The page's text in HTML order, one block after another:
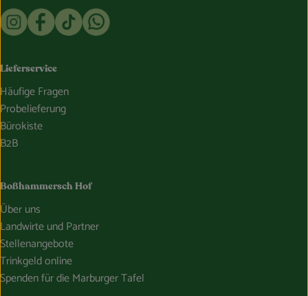
Externer Link zu https://www.instagram.com/
Externer Link zu https://www.facebook.com/
Externer Link zu https://www.tiktok.com/
Externer Link zu https://whatsapp.com/
Lieferservice
Häufige Fragen
Probelieferung
Bürokiste
B2B
Boßhammersch Hof
Über uns
Landwirte und Partner
Stellenangebote
Trinkgeld online
Spenden für die Marburger Tafel